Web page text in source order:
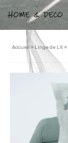
Accueil»Linge de Lit»